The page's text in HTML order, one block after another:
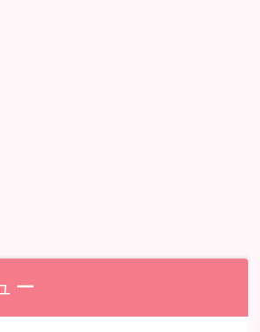
ー